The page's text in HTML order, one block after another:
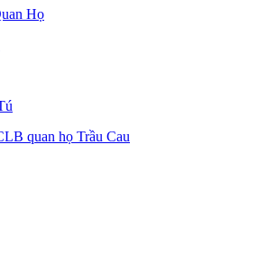
Họ
quan họ Trầu Cau